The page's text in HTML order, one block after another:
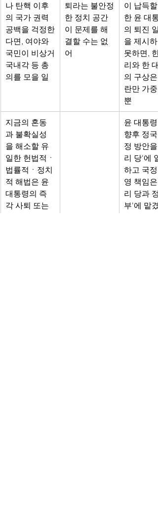
나 탄핵 이후
의 국가 권력
공백을 걱정한
다면, 여야와
국민이 비상거
국내각 등 총
의를 모을 일
퇴라는 불안정
한 정치 공간
이 문제를 해
결할 수는 없
어
이 납득할
한 윤 대통
의 퇴진 일
을 제시하
못하면, 한
리와 한 대
의 구상은
란만 가중
뿐
지금의 혼동
과 불확실성
을 해소할 유
일한 헌법적ㆍ
법률적ㆍ정치
적 해법은 윤
대통령의 즉
각 사퇴 또는
윤 대통령
향후 정국
정 방안을
리 당'에
하고 국정
영 책임은
리 당과 정
부'에 맡겼